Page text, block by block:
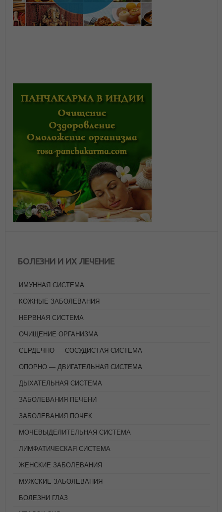
БОЛЕЗНИ И ИХ ЛЕЧЕНИЕ
ИМУННАЯ СИСТЕМА
КОЖНЫЕ ЗАБОЛЕВАНИЯ
НЕРВНАЯ СИСТЕМА
ОЧИЩЕНИЕ ОРГАНИЗМА
СЕРДЕЧНО — СОСУДИСТАЯ СИСТЕМА
ОПОРНО — ДВИГАТЕЛЬНАЯ СИСТЕМА
ДЫХАТЕЛЬНАЯ СИСТЕМА
ЗАБОЛЕВАНИЯ ПЕЧЕНИ
ЗАБОЛЕВАНИЯ ПОЧЕК
МОЧЕВЫДЕЛИТЕЛЬНАЯ СИСТЕМА
ЛИМФАТИЧЕСКАЯ СИСТЕМА
ЖЕНСКИЕ ЗАБОЛЕВАНИЯ
МУЖСКИЕ ЗАБОЛЕВАНИЯ
БОЛЕЗНИ ГЛАЗ